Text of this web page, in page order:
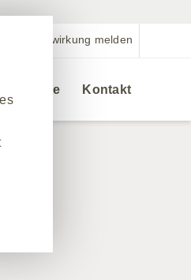
Nebenwirkung melden
Kontakt